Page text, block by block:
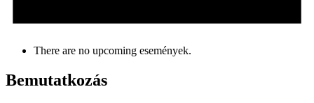
There are no upcoming események.
Bemutatkozás